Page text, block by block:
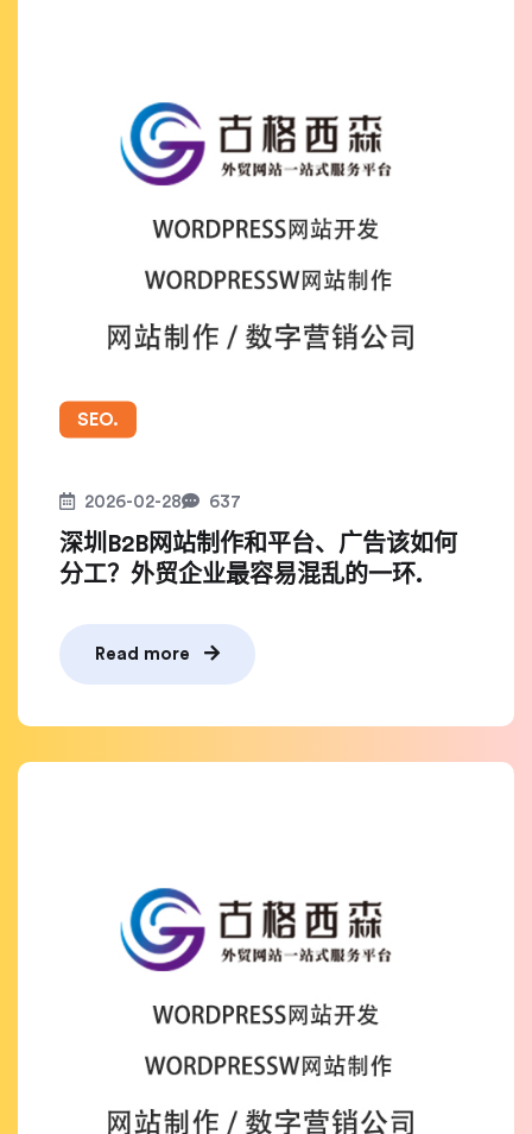
SEO.
2026-02-28 637
深圳B2B网站制作和平台、广告该如何
分工？外贸企业最容易混乱的一环.
Read more